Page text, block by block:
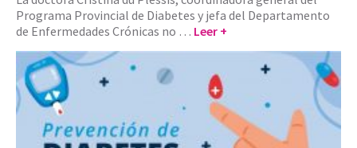
Programa Provincial de Diabetes y jefa del Departamento
de Enfermedades Crónicas no … Leer +